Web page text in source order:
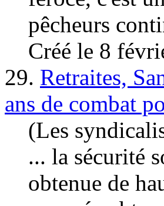
pêcheurs
Créé le 8
29. Retraites,
ans de combat
(Les
... la sécurité
obtenue de